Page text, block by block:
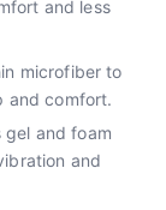
and less
microfiber to
and comfort.
gel and foam
and